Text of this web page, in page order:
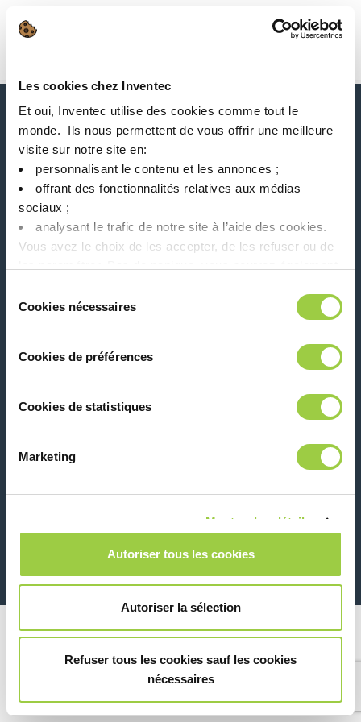
Les cookies chez Inventec
Et oui, Inventec utilise des cookies comme tout le
monde. ​ Ils nous permettent de vous offrir une meilleure
visite sur notre site en:​
personnalisant le contenu et les annonces ;​
offrant des fonctionnalités relatives aux médias
sociaux ; ​
analysant le trafic de notre site à l’aide des cookies.​
Vous avez le choix de les accepter, de les refuser ou de
cookies.​ ​ ​
duCookies nécessaires
Cookies de préférences
Cookies de statistiques
Marketing
Montrer les détails
Autoriser tous les cookies
Autoriser la sélection
Refuser tous les cookies sauf les cookies
nécessaires
搜索
首页 Product Processes 选择性焊接
新闻、服务、产品、..
与我们的时事通讯保持联系！
Please leave
© Copyright 2026 法律信息和隐私声明